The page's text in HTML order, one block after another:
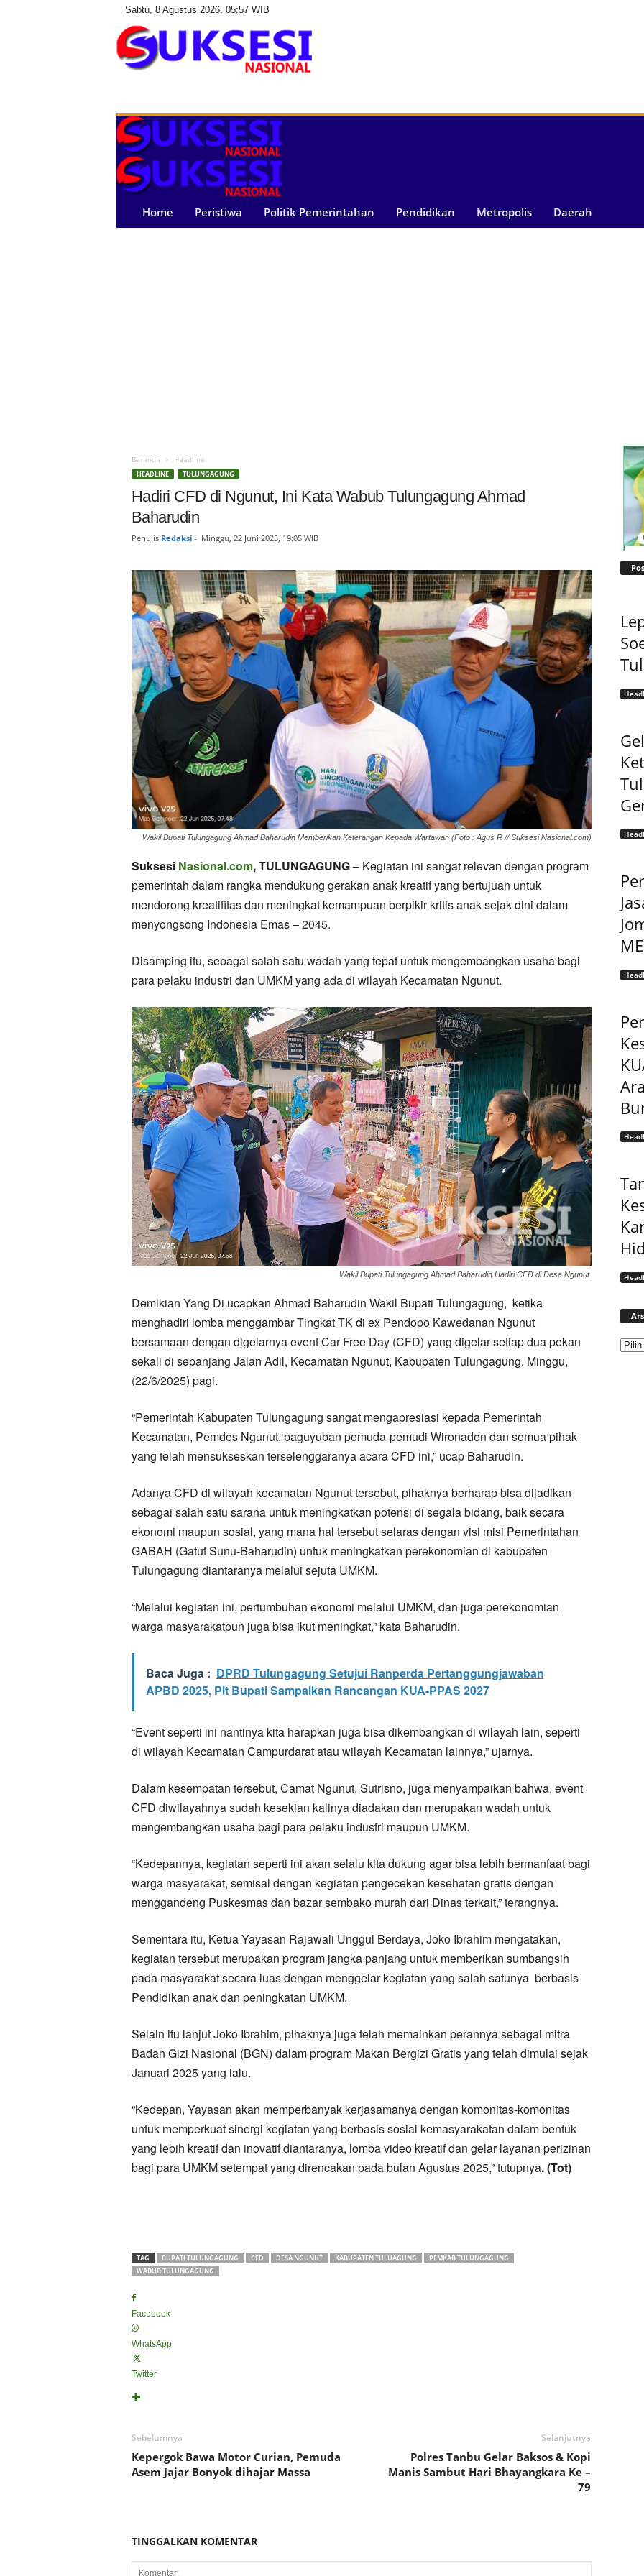
Sabtu, 8 Agustus 2026, 05:57 WIB
s
e
i
N
i
Home Peristiwa Politik Pemerintahan Pendidikan Metropolis Daerah
Beranda Headline
HEADLINE TULUNGAGUNG
Hadiri CFD di Ngunut, Ini Kata Wabub Tulungagung Ahmad
Baharudin
Penulis Redaksi- Minggu, 22 Juni 2025, 19:05 WIB
Wakil Bupati Tulungagung Ahmad Baharudin Memberikan Keterangan Kepada Wartawan (Foto : Agus R // Suksesi Nasional.com)
Suksesi Nasional.com, TULUNGAGUNG –Kegiatan ini sangat relevan dengan program
pemerintah dalam rangka mendukung gerakan anak kreatif yang bertujuan untuk
mendorong kreatifitas dan meningkat kemampuan berpikir kritis anak sejak dini dalam
menyongsong Indonesia Emas – 2045.
Disamping itu, sebagai salah satu wadah yang tepat untuk mengembangkan usaha bagi
para pelaku industri dan UMKM yang ada di wilayah Kecamatan Ngunut.
Wakil Bupati Tulungagung Ahmad Baharudin Hadiri CFD di Desa Ngunut
Demikian Yang Di ucapkan Ahmad Baharudin Wakil Bupati Tulungagung, ketika
menghadiri lomba menggambar Tingkat TK di ex Pendopo Kawedanan Ngunut
bersamaan dengan digelarnya event Car Free Day (CFD) yang digelar setiap dua pekan
sekali di sepanjang Jalan Adil, Kecamatan Ngunut, Kabupaten Tulungagung. Minggu,
(22/6/2025) pagi.
“Pemerintah Kabupaten Tulungagung sangat mengapresiasi kepada Pemerintah
Kecamatan, Pemdes Ngunut, paguyuban pemuda-pemudi Wironaden dan semua pihak
yang telah mensukseskan terselenggaranya acara CFD ini,” ucap Baharudin.
Adanya CFD di wilayah kecamatan Ngunut tersebut, pihaknya berharap bisa dijadikan
sebagai salah satu sarana untuk meningkatkan potensi di segala bidang, baik secara
ekonomi maupun sosial, yang mana hal tersebut selaras dengan visi misi Pemerintahan
GABAH (Gatut Sunu-Baharudin) untuk meningkatkan perekonomian di kabupaten
Tulungagung diantaranya melalui sejuta UMKM.
“Melalui kegiatan ini, pertumbuhan ekonomi melalui UMKM, dan juga perekonomian
warga masyarakatpun juga bisa ikut meningkat,” kata Baharudin.
Baca Juga : DPRD Tulungagung Setujui Ranperda Pertanggungjawaban
APBD 2025, Plt Bupati Sampaikan Rancangan KUA-PPAS 2027
“Event seperti ini nantinya kita harapkan juga bisa dikembangkan di wilayah lain, seperti
di wilayah Kecamatan Campurdarat atau wilayah Kecamatan lainnya,” ujarnya.
Dalam kesempatan tersebut, Camat Ngunut, Sutrisno, juga menyampaikan bahwa, event
CFD diwilayahnya sudah kesekian kalinya diadakan dan merupakan wadah untuk
mengembangkan usaha bagi para pelaku industri maupun UMKM.
“Kedepannya, kegiatan seperti ini akan selalu kita dukung agar bisa lebih bermanfaat bagi
warga masyarakat, semisal dengan kegiatan pengecekan kesehatan gratis dengan
menggandeng Puskesmas dan bazar sembako murah dari Dinas terkait,” terangnya.
Sementara itu, Ketua Yayasan Rajawali Unggul Berdaya, Joko Ibrahim mengatakan,
kegiatan tersebut merupakan program jangka panjang untuk memberikan sumbangsih
pada masyarakat secara luas dengan menggelar kegiatan yang salah satunya berbasis
Pendidikan anak dan peningkatan UMKM.
Selain itu lanjut Joko Ibrahim, pihaknya juga telah memainkan perannya sebagai mitra
Badan Gizi Nasional (BGN) dalam program Makan Bergizi Gratis yang telah dimulai sejak
Januari 2025 yang lalu.
“Kedepan, Yayasan akan memperbanyak kerjasamanya dengan komonitas-komonitas
untuk memperkuat sinergi kegiatan yang berbasis sosial kemasyarakatan dalam bentuk
yang lebih kreatif dan inovatif diantaranya, lomba video kreatif dan gelar layanan perizinan
bagi para UMKM setempat yang direncakan pada bulan Agustus 2025,” tutupnya. (Tot)
TAG BUPATI TULUNGAGUNG CFD DESA NGUNUT KABUPATEN TULUAGUNG
PEMKAB TULUNGAGUNG
WABUB TULUNGAGUNG
Facebook
WhatsApp
Twitter
Sebelumnya
Kepergok Bawa Motor Curian, Pemuda
Asem Jajar Bonyok dihajar Massa
Selanjutnya
Polres Tanbu Gelar Baksos & Kopi
Manis Sambut Hari Bhayangkara Ke –
79
TINGGALKAN KOMENTAR